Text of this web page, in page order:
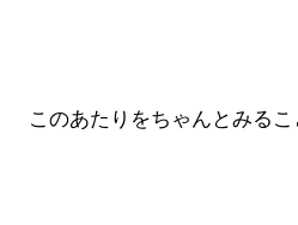
このあたりをちゃんとみるこ